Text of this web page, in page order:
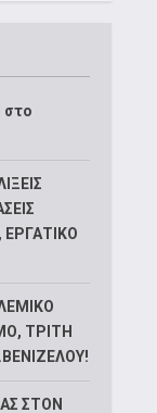
στο
ΕΡΓΑΤΙΚΟ
ΤΡΙΤΗ
ΣΤΟΝ